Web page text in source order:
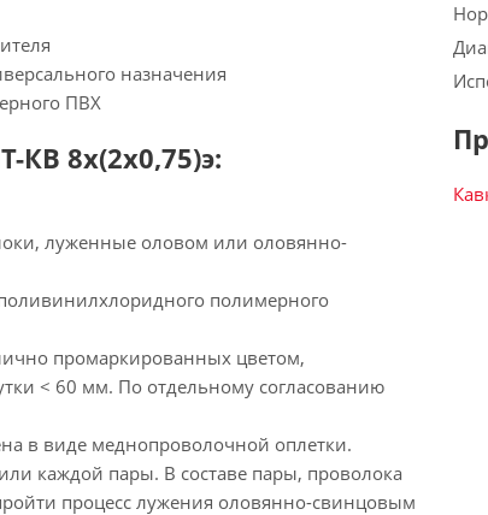
назначения
ПВХ
КВ 8х(2х0,75)э:
луженные оловом или оловянно-
полимерного
промаркированных цветом,
< 60 мм. По отдельному согласованию
в виде меднопроволочной оплетки.
каждой пары. В составе пары, проволока
процесс лужения оловянно-свинцовым